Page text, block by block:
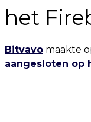
het
Bitvavo maakte
aangesloten op